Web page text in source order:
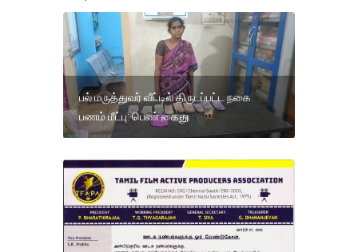
பல் மருத்துவர் வீட்டில் திருடப்பட்ட நகை
பணம் மீட்பு: பெண் கைது